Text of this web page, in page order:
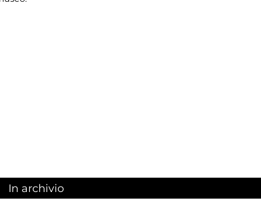
In archivio